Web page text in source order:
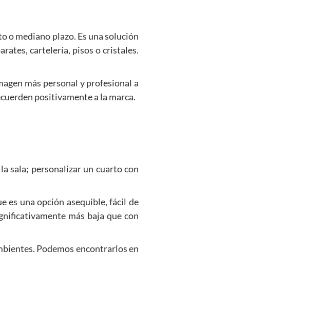
o mediano plazo. Es una solución
cartelería, pisos o cristales.
más personal y profesional a
positivamente a la marca.
sala; personalizar un cuarto con
es una opción asequible, fácil de
más baja que con
Podemos encontrarlos en